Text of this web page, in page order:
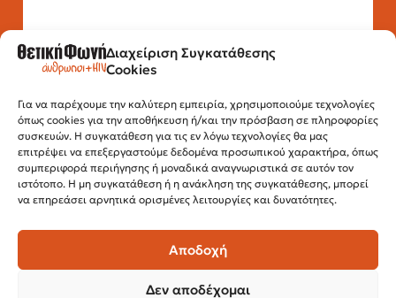
Διαχείριση Συγκατάθεσης
Cookies
Για να παρέχουμε την καλύτερη εμπειρία, χρησιμοποιούμε τεχνολογίες
όπως cookies για την αποθήκευση ή/και την πρόσβαση σε πληροφορίες
συσκευών. Η συγκατάθεση για τις εν λόγω τεχνολογίες θα μας
επιτρέψει να επεξεργαστούμε δεδομένα προσωπικού χαρακτήρα, όπως
συμπεριφορά περιήγησης ή μοναδικά αναγνωριστικά σε αυτόν τον
ιστότοπο. Η μη συγκατάθεση ή η ανάκληση της συγκατάθεσης, μπορεί
να επηρεάσει αρνητικά ορισμένες λειτουργίες και δυνατότητες.
Αποδοχή
Δεν αποδέχομαι
Τηλέφωνο: 2315 525 020
Fax: 210 32 15 644
Εγνατίας 112, 3ος όροφος, 54622,
Θεσσαλονίκη
Ώρες λειτουργίας:
Δευτέρα – Παρασκευή, 10:00 –14:00